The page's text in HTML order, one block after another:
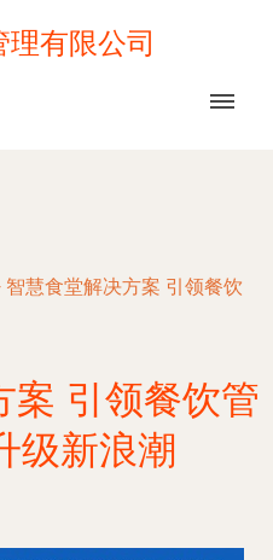
有限公司
智慧食堂解决方案 引领餐饮
案 引领餐饮管
级新浪潮